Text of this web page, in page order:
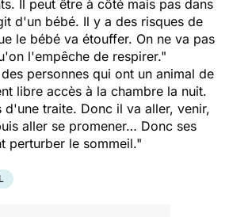
Il peut être à côté mais pas dans
d'un bébé. Il y a des risques de
le bébé va étouffer. On ne va pas
l'empêche de respirer."
personnes qui ont un animal de
libre accès à la chambre la nuit.
d'une traite. Donc il va aller, venir,
aller se promener… Donc ses
perturber le sommeil."